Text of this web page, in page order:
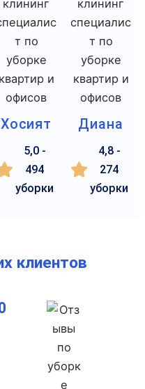
Хосият
5,0 -
494
уборки
Диана
4,8 -
274
уборки
клиентов